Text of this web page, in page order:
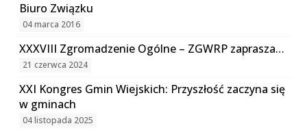
Biuro Związku
04 marca 2016
XXXVIII Zgromadzenie Ogólne – ZGWRP zaprasza…
21 czerwca 2024
XXI Kongres Gmin Wiejskich: Przyszłość zaczyna się
w gminach
04 listopada 2025